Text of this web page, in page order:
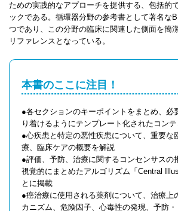
ための実践的なアプローチを提供する、包括的
ックである。循環器分野の参考書として著名な
つであり、この分野の臨床に関連した側面を簡
リファレンスとなっている。
本書のここに注目！
●各セクションのキーポイントをまとめ、必
り着けるようにテンプレート化されたコン
●心疾患と特定の悪性疾患について、重要な
療、臨床ケアの概要を解説
●評価、予防、治療に関するコンセンサスの
視覚的にまとめたアルゴリズム「Central
とに掲載
●癌治療に使用される薬剤について、治療上
カニズム、危険因子、心毒性の発現、予防